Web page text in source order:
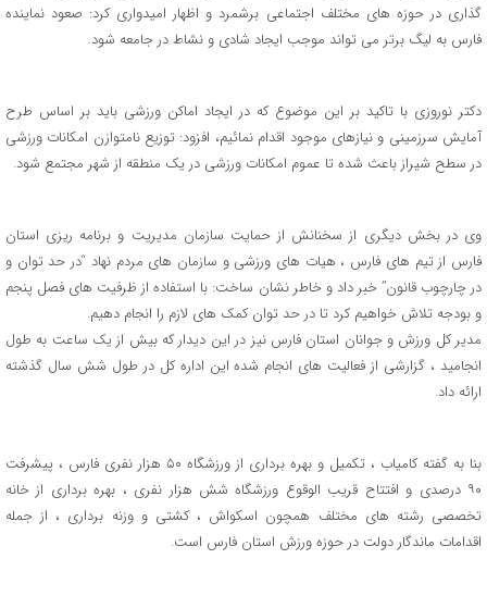
گذاری در حوزه های مختلف اجتماعی برشمرد و اظهار امیدواری کرد: صعود نماینده
فارس به لیگ برتر می تواند موجب ایجاد شادی و نشاط در جامعه شود.
دکتر نوروزی با تاکید بر این موضوع که در ایجاد اماکن ورزشی باید بر اساس طرح
آمایش سرزمینی و نیازهای موجود اقدام نمائیم، افزود: توزیع نامتوازن امکانات ورزشی
در سطح شیراز باعث شده تا عموم امکانات ورزشی در یک منطقه از شهر مجتمع شود.
وی در بخش دیگری از سخنانش از حمایت سازمان مدیریت و برنامه ریزی استان
فارس از تیم های فارس ، هیات های ورزشی و سازمان های مردم نهاد “در حد توان و
در چارچوب قانون” خبر داد و خاطر نشان ساخت: با استفاده از ظرفیت های فصل پنجم
و بودجه تلاش خواهیم کرد تا در حد توان کمک های لازم را انجام دهیم.
مدیر کل ورزش و جوانان استان فارس نیز در این دیدار که بیش از یک ساعت به طول
انجامید ، گزارشی از فعالیت های انجام شده این اداره کل در طول شش سال گذشته
ارائه داد.
بنا به گفته کامیاب ، تکمیل و بهره برداری از ورزشگاه ۵۰ هزار نفری فارس ، پیشرفت
۹۰ درصدی و افتتاح قریب الوقوع ورزشگاه شش هزار نفری ، بهره برداری از خانه
تخصصی رشته های مختلف همچون اسکواش ، کشتی و وزنه برداری ، از جمله
اقدامات ماندگار دولت در حوزه ورزش استان فارس است.